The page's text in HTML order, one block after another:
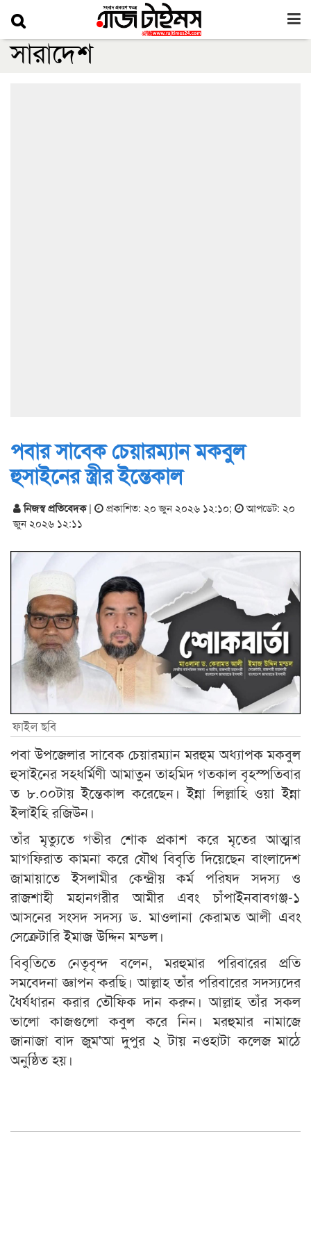
সারাদেশ
পবার সাবেক চেয়ারম্যান মকবুল
হুসাইনের স্ত্রীর ইন্তেকাল
নিজস্ব প্রতিবেদক| প্রকাশিত: ২০ জুন ২০২৬ ১২:১০;
আপডেট: ২০
জুন ২০২৬ ১২:১১
ফাইল ছবি
পবা উপজেলার সাবেক চেয়ারম্যান মরহুম অধ্যাপক মকবুল
হুসাইনের সহধর্মিণী আমাতুন তাহমিদ গতকাল বৃহস্পতিবার
ত ৮.০০টায় ইন্তেকাল করেছেন। ইন্না লিল্লাহি ওয়া ইন্না
ইলাইহি রজিউন।
তাঁর মৃত্যুতে গভীর শোক প্রকাশ করে মৃতের আত্মার
মাগফিরাত কামনা করে যৌথ বিবৃতি দিয়েছেন বাংলাদেশ
জামায়াতে ইসলামীর কেন্দ্রীয় কর্ম পরিষদ সদস্য ও
রাজশাহী মহানগরীর আমীর এবং চাঁপাইনবাবগঞ্জ-১
আসনের সংসদ সদস্য ড. মাওলানা কেরামত আলী এবং
সেক্রেটারি ইমাজ উদ্দিন মন্ডল।
বিবৃতিতে নেতৃবৃন্দ বলেন, মরহুমার পরিবারের প্রতি
সমবেদনা জ্ঞাপন করছি। আল্লাহ তাঁর পরিবারের সদস্যদের
ধৈর্যধারন করার তৌফিক দান করুন। আল্লাহ তাঁর সকল
ভালো কাজগুলো কবুল করে নিন। মরহুমার নামাজে
জানাজা বাদ জুম'আ দুপুর ২ টায় নওহাটা কলেজ মাঠে
অনুষ্ঠিত হয়।